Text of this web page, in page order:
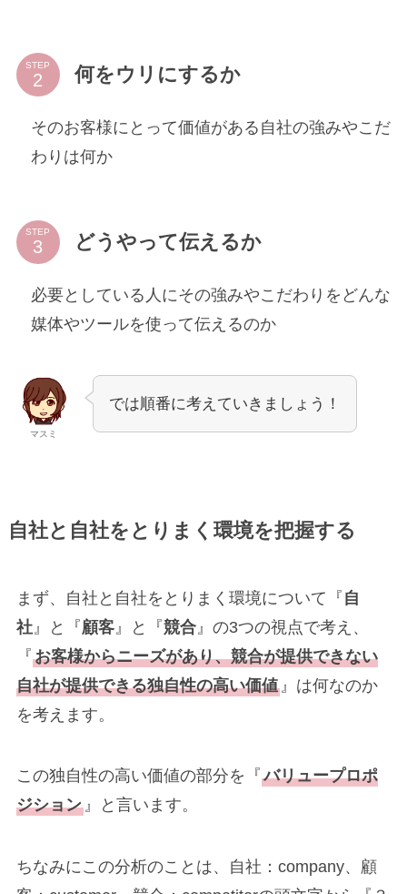
STEP 何をウリにするか
そのお客様にとって価値がある自社の強みやこだ
わりは何か
STEP どうやって伝えるか
必要としている人にその強みやこだわりをどんな
媒体やツールを使って伝えるのか
マスミ
では順番に考えていきましょう！
自社と自社をとりまく環境を把握する
まず、自社と自社をとりまく環境について『 自
社』と『顧客』と『競合』の3つの視点で考え、
『お客様からニーズがあり、競合が提供できない
自社が提供できる独自性の高い価値』は何なのか
を考えます。
この独自性の高い価値の部分を『バリュープロポ
ジション』と言います。
ちなみにこの分析のことは、自社：company、顧